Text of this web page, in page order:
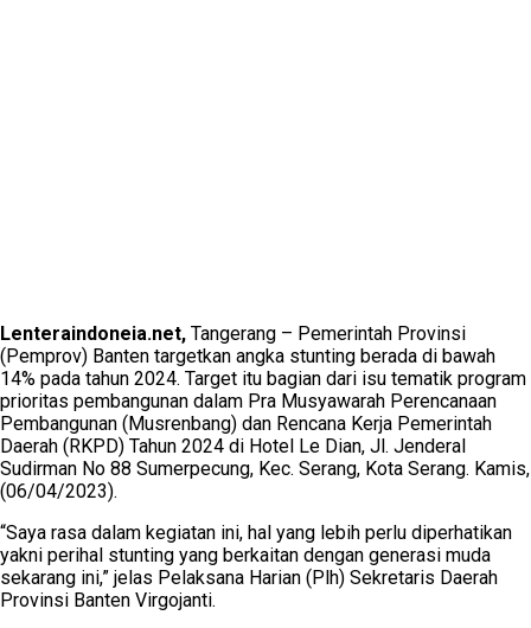
Lenteraindoneia.net, Tangerang – Pemerintah Provinsi
(Pemprov) Banten targetkan angka stunting berada di bawah
14% pada tahun 2024. Target itu bagian dari isu tematik program
prioritas pembangunan dalam Pra Musyawarah Perencanaan
Pembangunan (Musrenbang) dan Rencana Kerja Pemerintah
Daerah (RKPD) Tahun 2024 di Hotel Le Dian, Jl. Jenderal
Sudirman No 88 Sumerpecung, Kec. Serang, Kota Serang. Kamis,
(06/04/2023).
“Saya rasa dalam kegiatan ini, hal yang lebih perlu diperhatikan
yakni perihal stunting yang berkaitan dengan generasi muda
sekarang ini,” jelas Pelaksana Harian (Plh) Sekretaris Daerah
Provinsi Banten Virgojanti.